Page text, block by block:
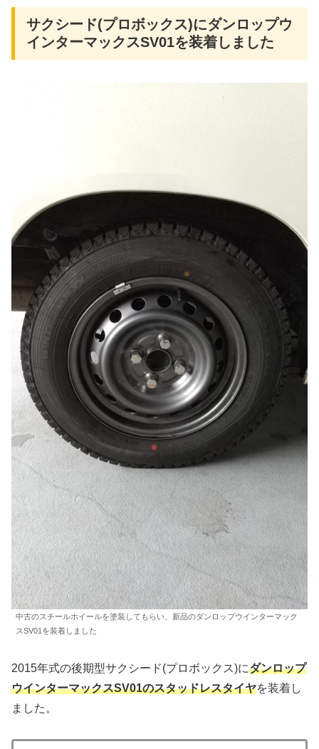
サクシード(プロボックス)にダンロップウ
インターマックスSV01を装着しました
中古のスチールホイールを塗装してもらい、新品のダンロップウインターマック
スSV01を装着しました
2015年式の後期型サクシード(プロボックス)にダンロップ
ウインターマックスSV01のスタッドレスタイヤを装着し
ました。